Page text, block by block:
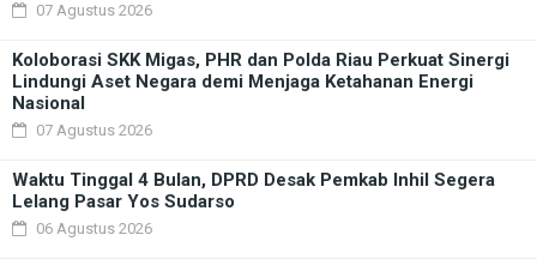
07 Agustus 2026
Koloborasi SKK Migas, PHR dan Polda Riau Perkuat Sinergi
Lindungi Aset Negara demi Menjaga Ketahanan Energi
Nasional
07 Agustus 2026
Waktu Tinggal 4 Bulan, DPRD Desak Pemkab Inhil Segera
Lelang Pasar Yos Sudarso
06 Agustus 2026